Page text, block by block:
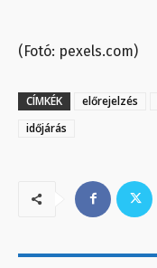
(Fotó: pexels.com)
CÍMKÉK előrejelzés
időjárás